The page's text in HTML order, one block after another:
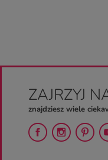
ZAJRZYJ
znajdziesz wiele